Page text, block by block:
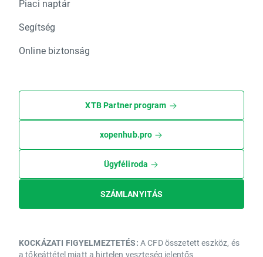
Piaci naptár
Segítség
Online biztonság
XTB Partner program
xopenhub.pro
Ügyféliroda
SZÁMLANYITÁS
KOCKÁZATI FIGYELMEZTETÉS: A CFD összetett eszköz, és
a tőkeáttétel miatt a hirtelen veszteség jelentős